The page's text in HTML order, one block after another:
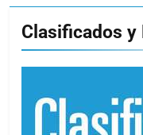
Clasificados y